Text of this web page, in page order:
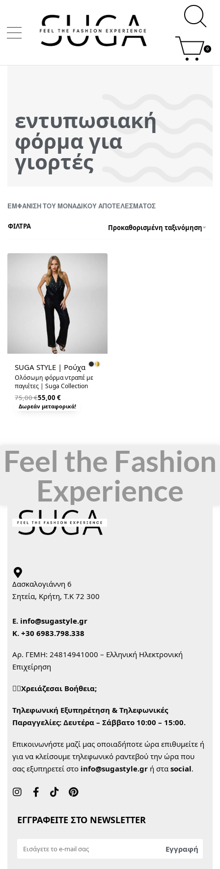
0
εντυπωσιακή
φόρμα για
γιορτές
ΕΜΦΆΝΙΣΗ ΤΟΥ ΜΟΝΑΔΙΚΟΎ ΑΠΟΤΕΛΈΣΜΑΤΟΣ
Προκαθορισμένη ταξινόμηση
ΦΙΛΤΡΑ
SUGA STYLE | Ρούχα
Ολόσωμη φόρμα ντραπέ με
παγιέτες | Suga Collection
75,00€55,00 €
Δωρεάν μεταφορικά!
Feel the Fashion
Experience
Δασκαλογιάννη 6
Σητεία, Κρήτη, Τ.Κ 72 300
Ε. info@sugastyle.gr
Κ. +30 6983.798.338
Αρ. ΓΕΜΗ: 24814941000 – Ελληνική Ηλεκτρονική
Επιχείρηση
🙋‍♀️Χρειάζεσαι Βοήθεια;
Τηλεφωνική Εξυπηρέτηση & Τηλεφωνικές
Παραγγελίες: Δευτέρα – Σάββατο 10:00 – 15:00.
Επικοινωνήστε μαζί μας οποιαδήποτε ώρα επιθυμείτε ή
για να κλείσουμε τηλεφωνικό ραντεβού την ώρα που
σας εξυπηρετεί στο info@sugastyle.gr ή στα social.
ΕΓΓΡΑΦΕΙΤΕ ΣΤΟ NEWSLETTER